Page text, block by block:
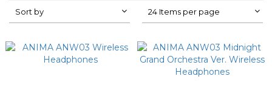
Sort by 24 Items per page